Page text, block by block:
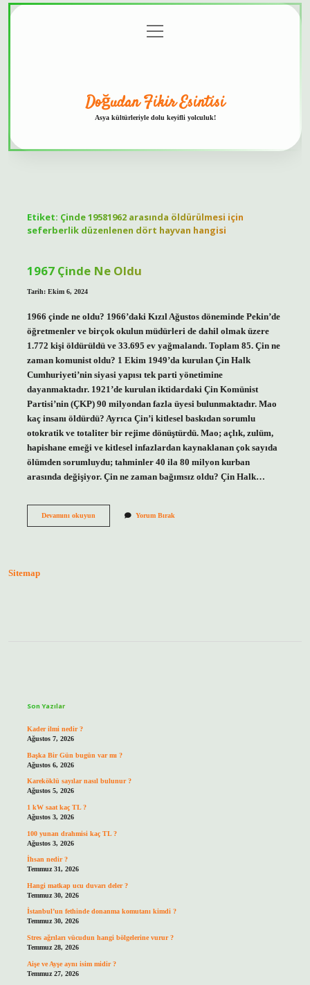
menüyü
aç
Doğudan Fikir Esintisi
Asya kültürleriyle dolu keyifli yolculuk!
Etiket: Çinde 19581962 arasında öldürülmesi için
seferberlik düzenlenen dört hayvan hangisi
1967 Çinde Ne Oldu
Tarih: Ekim 6, 2024
1966 çinde ne oldu? 1966’daki Kızıl Ağustos döneminde Pekin’de
öğretmenler ve birçok okulun müdürleri de dahil olmak üzere
1.772 kişi öldürüldü ve 33.695 ev yağmalandı. Toplam 85. Çin ne
zaman komunist oldu? 1 Ekim 1949’da kurulan Çin Halk
Cumhuriyeti’nin siyasi yapısı tek parti yönetimine
dayanmaktadır. 1921’de kurulan iktidardaki Çin Komünist
Partisi’nin (ÇKP) 90 milyondan fazla üyesi bulunmaktadır. Mao
kaç insanı öldürdü? Ayrıca Çin’i kitlesel baskıdan sorumlu
otokratik ve totaliter bir rejime dönüştürdü. Mao; açlık, zulüm,
hapishane emeği ve kitlesel infazlardan kaynaklanan çok sayıda
ölümden sorumluydu; tahminler 40 ila 80 milyon kurban
arasında değişiyor. Çin ne zaman bağımsız oldu? Çin Halk…
Devamını okuyun1967
Yorum Bırak
Sitemap
Son Yazılar
Kader ilmi nedir ?
Ağustos 7, 2026
Başka Bir Gün bugün var mı ?
Ağustos 6, 2026
Kareköklü sayılar nasıl bulunur ?
Ağustos 5, 2026
1 kW saat kaç TL ?
Ağustos 3, 2026
100 yunan drahmisi kaç TL ?
Ağustos 3, 2026
İhsan nedir ?
Temmuz 31, 2026
Hangi matkap ucu duvarı deler ?
Temmuz 30, 2026
İstanbul’un fethinde donanma komutanı kimdi ?
Temmuz 30, 2026
Stres ağrıları vücudun hangi bölgelerine vurur ?
Temmuz 28, 2026
Aişe ve Ayşe aynı isim midir ?
Temmuz 27, 2026